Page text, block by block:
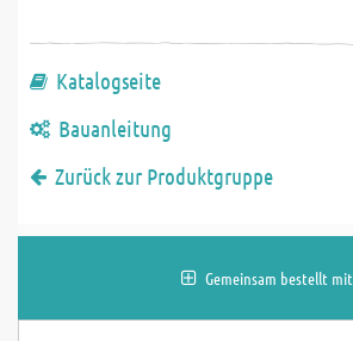
Katalogseite
Bauanleitung
Zurück zur Produktgruppe
Gemeinsam bestellt mit